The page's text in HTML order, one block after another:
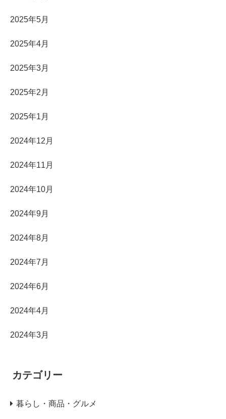
2025年5月
2025年4月
2025年3月
2025年2月
2025年1月
2024年12月
2024年11月
2024年10月
2024年9月
2024年8月
2024年7月
2024年6月
2024年4月
2024年3月
カテゴリー
暮らし・商品・グルメ